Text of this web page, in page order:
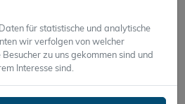
für statistische und analytische
wir verfolgen von welcher
zu uns gekommen sind und
Interesse sind.
Kategorie „Smart